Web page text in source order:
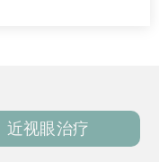
A级信用医美机
诊，注重个性化方
价格参考：中面部
近视眼治疗